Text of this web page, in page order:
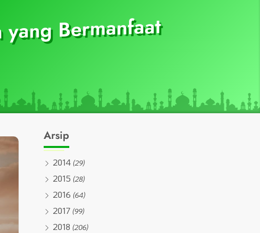
Bermanfaat
Arsip
2014 (29)
2015 (28)
2016 (64)
2017 (99)
2018 (206)